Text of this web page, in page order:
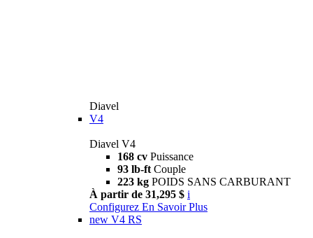
Diavel
V4
Diavel V4
168 cv Puissance
93 lb-ft Couple
223 kg POIDS SANS CARBURANT
À partir de 31,295 $ i
Configurez En Savoir Plus
new V4 RS